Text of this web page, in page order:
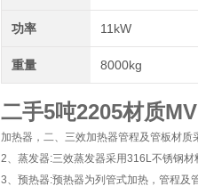
功率 11kW
重量 8000kg
二手5吨2205材质
加热器，二、三效加热器管程及管板材
2、蒸发器:三效蒸发器采用316L不锈钢
3、预热器:预热器为列管式加热，管程及